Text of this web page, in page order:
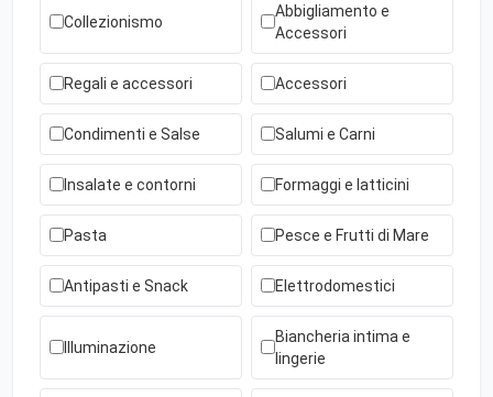
Collezionismo
Abbigliamento e
Accessori
Regali e accessori Accessori
Condimenti e Salse Salumi e Carni
Insalate e contorni Formaggi e latticini
Pasta Pesce e Frutti di Mare
Antipasti e Snack Elettrodomestici
Illuminazione
Biancheria intima e
lingerie